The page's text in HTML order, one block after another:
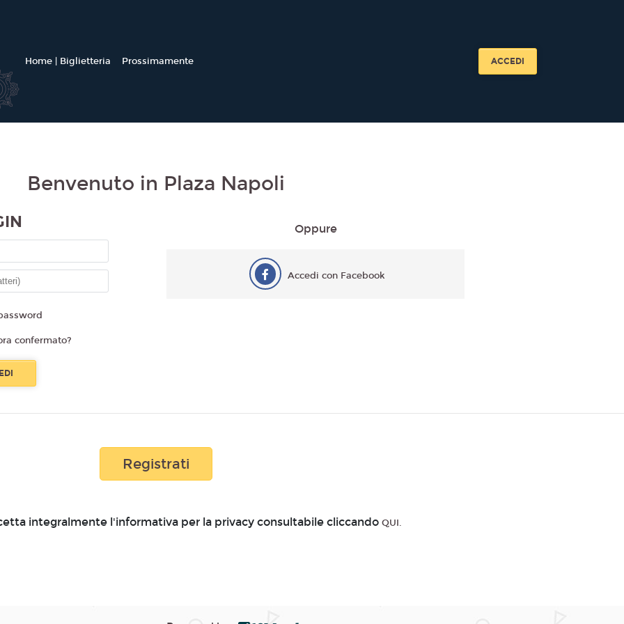
Home | Biglietteria Prossimamente ACCEDI
Benvenuto in Plaza Napoli
confermato?
Oppure
Accedi con Facebook
Registrati
integralmente l'informativa per la privacy consultabile cliccando QUI.